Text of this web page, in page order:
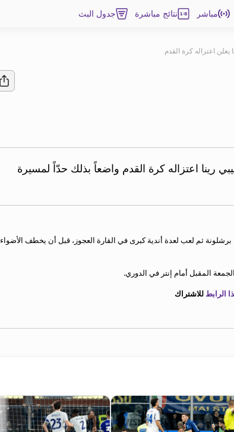
مباشر نتائج مباشرة جدول البث
يعلن اعتزاله كرة القدم
رينا اعتزاله كرة القدم واضعاً بذلك حدّاً لمسيرة
في صفوف ناشئي برشلونة ثم لعب لعدة أندية كبرى في القارة العجوز، قبل أن يخطف الأضواء
المقبل أمام إنتر في الدوري.
الرابط للاشتراك